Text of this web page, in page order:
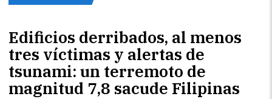
Edificios derribados, al menos
tres víctimas y alertas de
tsunami: un terremoto de
magnitud 7,8 sacude Filipinas